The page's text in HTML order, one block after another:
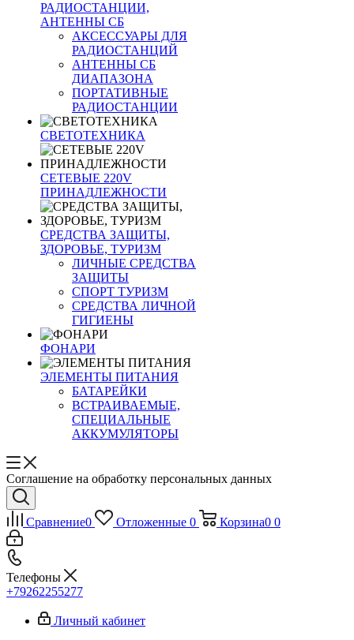
РАДИОСТАНЦИИ,
АНТЕННЫ CБ
АКСЕССУАРЫ ДЛЯ
РАДИОСТАНЦИЙ
АНТЕННЫ CБ
ДИАПАЗОНА
ПОРТАТИВНЫЕ
РАДИОСТАНЦИИ
СВЕТОТЕХНИКА
СЕТЕВЫЕ 220V
ПРИНАДЛЕЖНОСТИ
СРЕДСТВА ЗАЩИТЫ,
ЗДОРОВЬЕ, ТУРИЗМ
ЛИЧНЫЕ СРЕДСТВА
ЗАЩИТЫ
СПОРТ ТУРИЗМ
СРЕДСТВА ЛИЧНОЙ
ГИГИЕНЫ
ФОНАРИ
ЭЛЕМЕНТЫ ПИТАНИЯ
БАТАРЕЙКИ
ВСТРАИВАЕМЫЕ,
СПЕЦИАЛЬНЫЕ
АККУМУЛЯТОРЫ
Соглашение на обработку персональных данных
Сравнение0 Отложенные 0 Корзина0 0
Телефоны
+79262255277
Личный кабинет